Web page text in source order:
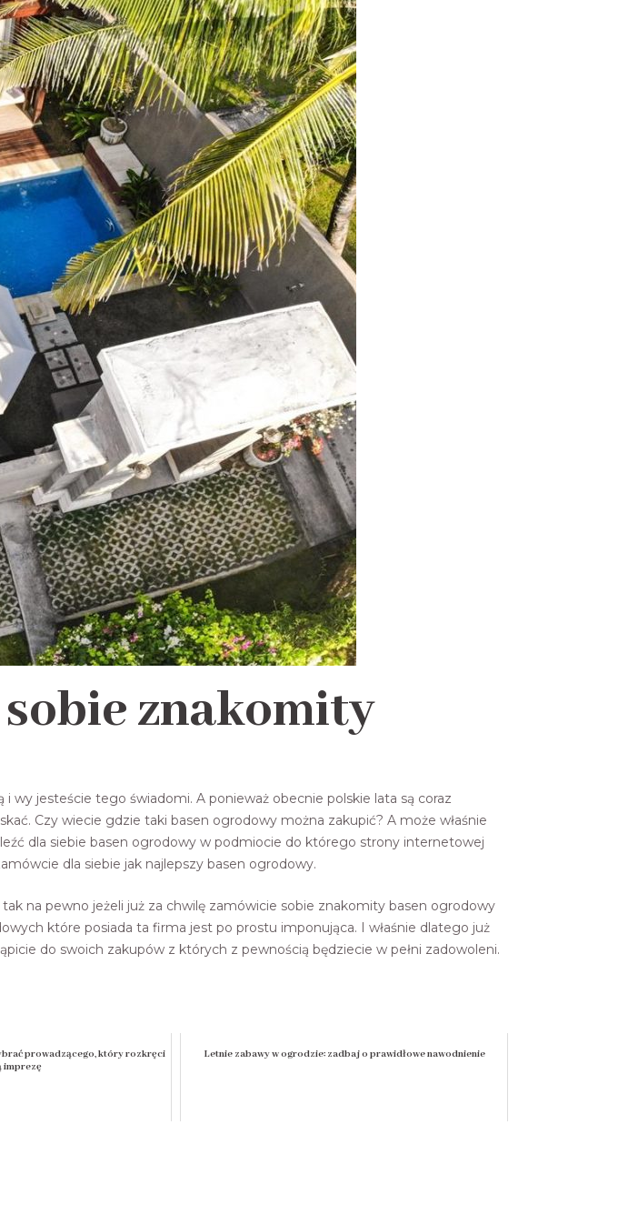
znakomity
wy jesteście tego świadomi. A ponieważ obecnie polskie lata są coraz
Czy wiecie gdzie taki basen ogrodowy można zakupić? A może właśnie
dla siebie basen ogrodowy w podmiocie do którego strony internetowej
dla siebie jak najlepszy basen ogrodowy.
na pewno jeżeli już za chwilę zamówicie sobie znakomity basen ogrodowy
które posiada ta firma jest po prostu imponująca. I właśnie dlatego już
do swoich zakupów z których z pewnością będziecie w pełni zadowoleni.
prowadzącego, który rozkręci
imprezę
Letnie zabawy w ogrodzie: zadbaj o prawidłowe nawodnienie